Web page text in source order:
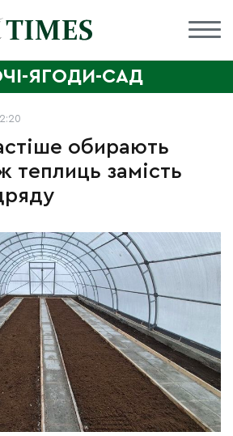
ЯГОДИ-САД
обирають
замість